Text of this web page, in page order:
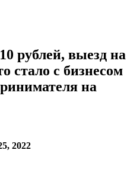
рублей, выезд на
стало с бизнесом
на
2022